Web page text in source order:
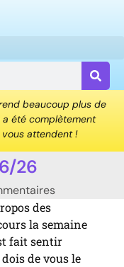
beaucoup plus de
été complètement
vous attendent !
26
des
la semaine
fait sentir
de vous le